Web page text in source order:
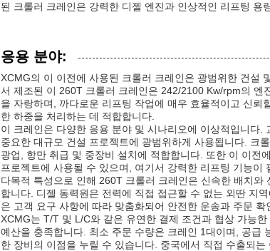
된 크롤러 크레인은 강력한 디젤 엔진과 인상적인 리프팅 용
응용 분야:
XCMG의 이 이전에 사용된 크롤러 크레인은 광범위한 건설
서 제조된 이 260T 크롤러 크레인은 242/2100 Kw/rpm의
을 자랑하며, 까다로운 리프팅 작업에 매우 효율적이고 신
한 하중을 처리하는 데 적합합니다.
이 크레인은 다양한 응용 분야 및 시나리오에 이상적입니다
중요한 대규모 건설 프로젝트에 광범위하게 사용됩니다. 크
광업, 항만 취급 및 중장비 설치에 적합합니다. 또한 이 이전
프로젝트에 사용될 수 있으며, 여기서 강력한 리프팅 기능이
다목적 특성으로 인해 260T 크롤러 크레인은 신속한 배치
합니다. 디젤 동력원은 전력에 직접 접근할 수 없는 외딴 지
은 고객 요구 사항에 따라 맞춤화되어 안전한 운송과 주문 확
XCMG는 T/T 및 L/C와 같은 유연한 결제 조건과 협상 가능
예산을 충족합니다. 최소 주문 수량은 크레인 1대이며, 공급
한 장비의 이점을 누릴 수 있습니다. 중국에서 직접 수출되